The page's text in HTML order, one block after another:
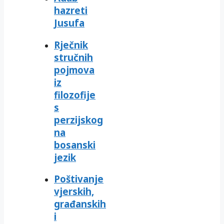
hazreti
Jusufa
Rječnik
stručnih
pojmova
iz
filozofije
s
perzijskog
na
bosanski
jezik
Poštivanje
vjerskih,
građanskih
i